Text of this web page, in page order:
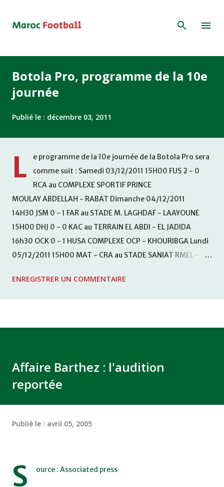
Botola Pro, programme de la 10e
journée
Publié le : décembre 03, 2011
L
e programme de la 10e journée de la Botola Pro sera
comme suit : Samedi 03/12/2011 15H00 FUS 2 - 0
RCA au COMPLEXE SPORTIF PRINCE
MOULAY ABDELLAH - RABAT Dimanche 04/12/2011
14H30 JSM 0 - 1 FAR au STADE M. LAGHDAF - LAAYOUNE
15H00 DHJ 0 - 0 KAC au TERRAIN EL ABDI - EL JADIDA
16h30 OCK 0 - 1 HUSA COMPLEXE OCP - KHOURIBGA Lundi
05/12/2011 15H00 MAT - CRA au STADE SANIAT RMEL -
KHEMISET Mardi 06/12/2011 15H00 WAF - OCS au
ENREGISTRER UN COMMENTAIRE
Affaire Barthez : l'audition
reportée
Publié le : avril 05, 2005
S ource : Associated press